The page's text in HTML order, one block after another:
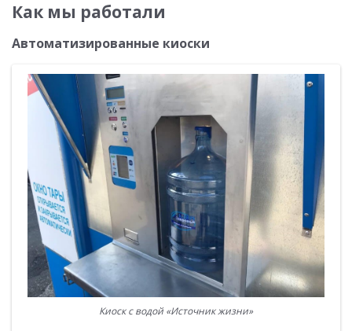
Как мы работали
Автоматизированные киоски
Киоск с водой «Источник жизни»